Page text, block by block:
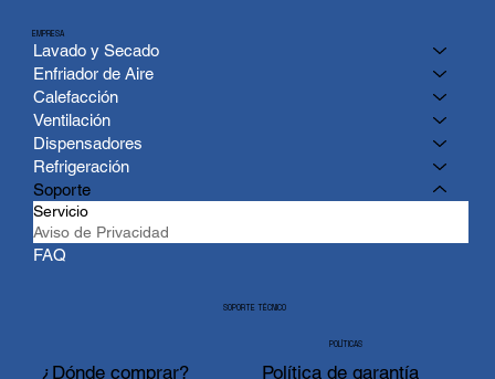
EMPRESA
Lavado y Secado
Enfriador de Aire
Calefacción
Ventilación
Dispensadores
Refrigeración
Soporte
Servicio
Aviso de Privacidad
FAQ
SOPORTE TÉCNICO
¿Dónde comprar?
POLÍTICAS
Política de garantía